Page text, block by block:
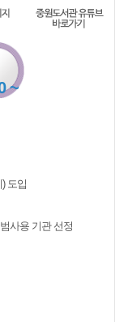
~
도입
사용 기관 선정